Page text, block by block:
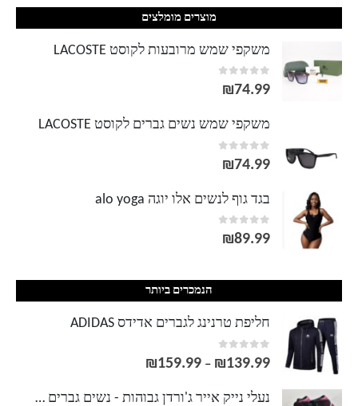
מוצרים מומלצים
משקפי שמש מרובעות לקוסט LACOSTE
0
out of 5
₪74.99
משקפי שמש נשים גברים לקוסט LACOSTE
0
out of 5
₪74.99
בגד גוף לנשים אלו יוגה alo yoga
0
out of 5
₪89.99
הנמכרים ביותר
חליפת טרנינג לגברים אדידס ADIDAS
0
out of 5
₪139.99
–
₪159.99
נעלי נייק אייר ג'ורדן גבוהות - נשים גברים NIKE AIR JORDAN